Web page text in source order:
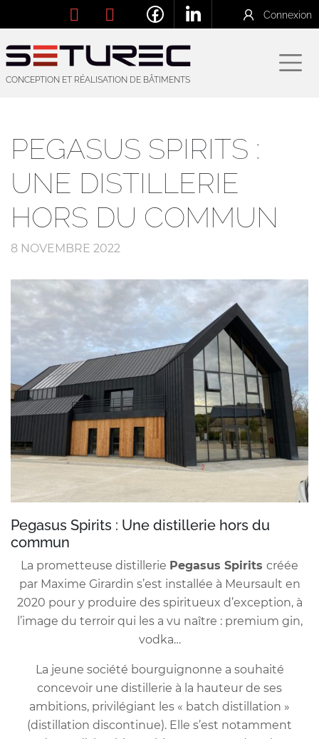
Connexion
CONCEPTION ET RÉALISATION DE BÂTIMENTS
PEGASUS SPIRITS :
UNE DISTILLERIE
HORS DU COMMUN
8 NOVEMBRE 2022
Pegasus Spirits : Une distillerie hors du
commun
La prometteuse distillerie Pegasus Spirits créée
par Maxime Girardin s’est installée à Meursault en
2020 pour y produire des spiritueux d’exception, à
l’image du terroir qui les a vu naître : premium gin,
vodka…
La jeune société bourguignonne a souhaité
concevoir une distillerie à la hauteur de ses
ambitions, privilégiant les « batch distillation »
(distillation discontinue). Elle s’est notamment